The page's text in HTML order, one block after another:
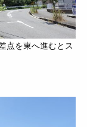
点を東へ進むとス